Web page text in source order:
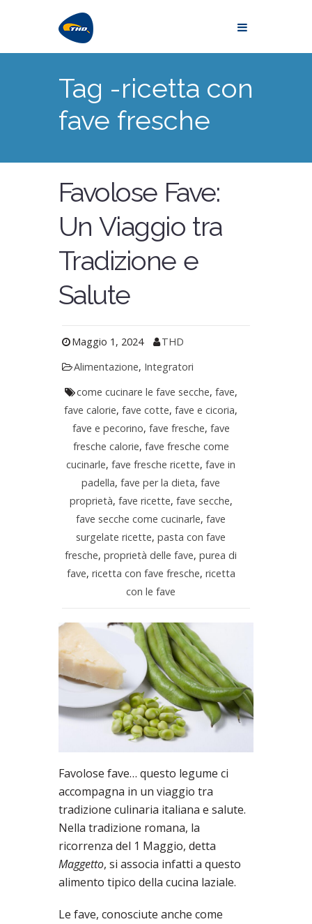
Tag -ricetta con
fave fresche
Favolose Fave:
Un Viaggio tra
Tradizione e
Salute
Maggio 1, 2024
THD
Alimentazione, Integratori
come cucinare le fave secche, fave,
fave calorie,fave cotte,fave e cicoria,
fave e pecorino, fave fresche, fave
fresche calorie, fave fresche come
cucinarle,fave fresche ricette,fave in
padella,fave per la dieta,fave
proprietà, fave ricette, fave secche,
fave secche come cucinarle,fave
surgelate ricette,pasta con fave
fresche,proprietà delle fave,purea di
fave, ricetta con fave fresche, ricetta
con le fave
Favolose fave… questo legume ci
accompagna in un viaggio tra
tradizione culinaria italiana e salute.
Nella tradizione romana, la
ricorrenza del 1 Maggio, detta
Maggetto, si associa infatti a questo
alimento tipico della cucina laziale.
Le fave, conosciute anche come